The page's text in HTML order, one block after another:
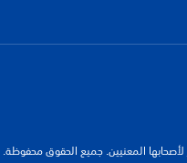
لأصحابها المعنيين. جميع الحقوق محفوظة.